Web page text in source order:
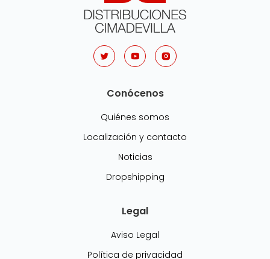
Conócenos
Quiénes somos
Localización y contacto
Noticias
Dropshipping
Legal
Aviso Legal
Política de privacidad